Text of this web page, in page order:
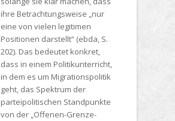
ihre Betrachtungsweise „nur
eine von vielen legitimen
Positionen darstellt“ (ebda, S.
202). Das bedeutet konkret,
dass in einem Politikunterricht,
in dem es um Migrationspolitik
geht, das Spektrum der
parteipolitischen Standpunkte
von der „Offenen-Grenze-